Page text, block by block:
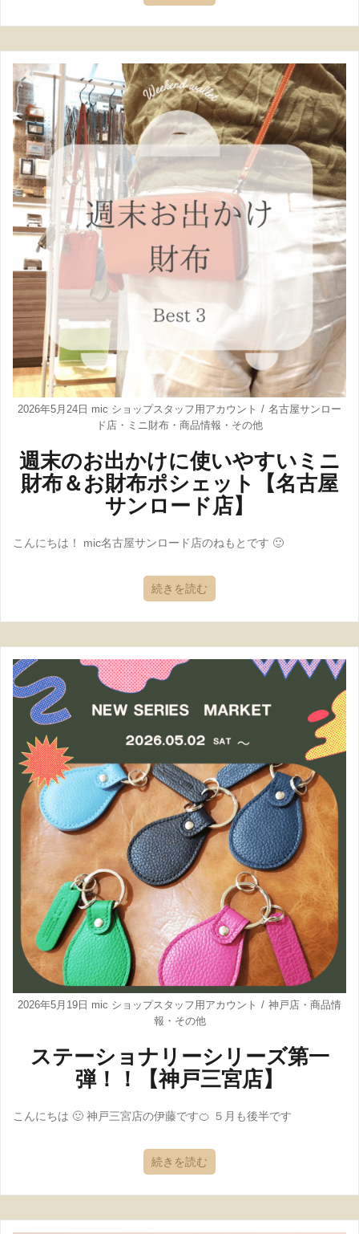
2026年5月24日 mic ショップスタッフ用アカウント
名古屋サンロー
ド店 ・ ミニ財布 ・ 商品情報 ・ その他
週末のお出かけに使いやすいミニ
財布＆お財布ポシェット【名古屋
サンロード店】
こんにちは！ mic名古屋サンロード店のねもとです 🙂
続きを読む
2026年5月19日 mic ショップスタッフ用アカウント 神戸店 ・ 商品情
報 ・ その他
ステーショナリーシリーズ第一
弾！！【神戸三宮店】
こんにちは 🙂 神戸三宮店の伊藤です🍊 ５月も後半です
続きを読む